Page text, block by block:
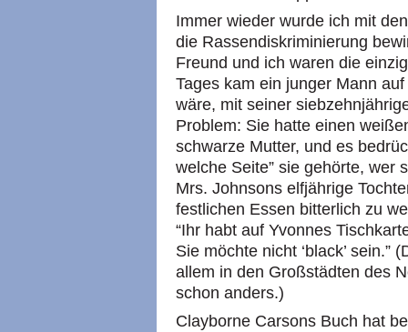
Immer wieder wurde ich mit
die Rassendiskriminierung
Freund und ich waren die
Tages kam ein junger Mann
wäre, mit seiner
Problem: Sie hatte einen
schwarze Mutter, und es
welche Seite” sie gehörte, wer
Mrs. Johnsons elfjährige
festlichen Essen bitterlich zu
“Ihr habt auf Yvonnes
Sie möchte nicht ‘black’ sein.”
allem in den Großstädten des
schon anders.)
Clayborne Carsons Buch hat